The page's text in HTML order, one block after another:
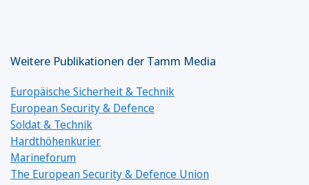
Weitere Publikationen der Tamm Media
Europäische Sicherheit & Technik
European Security & Defence
Soldat & Technik
Hardthöhenkurier
Marineforum
The European Security & Defence Union